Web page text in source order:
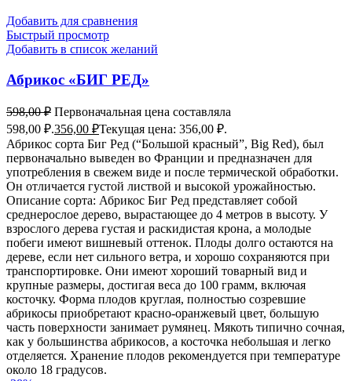
Добавить для сравнения
Быстрый просмотр
Добавить в список желаний
Абрикос «БИГ РЕД»
598,00₽ Первоначальная цена составляла
598,00 ₽.356,00 ₽Текущая цена: 356,00 ₽.
Абрикос сорта Биг Ред (“Большой красный”, Big Red), был
первоначально выведен во Франции и предназначен для
употребления в свежем виде и после термической обработки.
Он отличается густой листвой и высокой урожайностью.
Описание сорта: Абрикос Биг Ред представляет собой
среднерослое дерево, вырастающее до 4 метров в высоту. У
взрослого дерева густая и раскидистая крона, а молодые
побеги имеют вишневый оттенок. Плоды долго остаются на
дереве, если нет сильного ветра, и хорошо сохраняются при
транспортировке. Они имеют хороший товарный вид и
крупные размеры, достигая веса до 100 грамм, включая
косточку. Форма плодов круглая, полностью созревшие
абрикосы приобретают красно-оранжевый цвет, большую
часть поверхности занимает румянец. Мякоть типично сочная,
как у большинства абрикосов, а косточка небольшая и легко
отделяется. Хранение плодов рекомендуется при температуре
около 18 градусов.